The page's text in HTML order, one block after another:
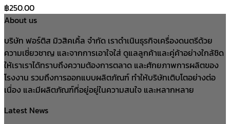
฿250.00
About us
บริษัท ฟอร์ติส มิวสิคเคิ้ล จำกัด เราดำเนินธุรกิจเครื่องดนตรีด้วย
ความเชี่ยวชาญ และจากการเอาใจใส่ ดูแลลูกค้าและคู่ค้าอย่างใกล้ชิด
ให้เราเราได้ทราบถึงความต้องการตลาด และศักยภาพการผลิตของ
โรงงาน รวมถึงการออกแบบผลิตภัณฑ์ ทำให้บริษัทเติบโตอย่างต่อ
เนื่อง และมีผลิตภัณฑ์ที่อยู่อยู่ในความสนใจ และหลากหลาย
Latest News